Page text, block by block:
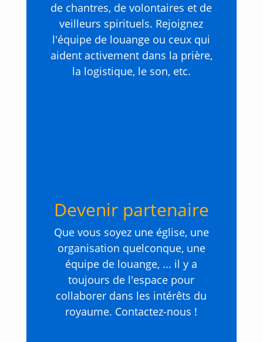
de chantres, de volontaires et de
veilleurs spirituels. Rejoignez
l'équipe de louange ou ceux qui
aident activement dans la prière,
la logistique, le son, etc.
Devenir partenaire
Que vous soyez une église, une
organisation quelconque, une
équipe de louange, ... il y a
toujours de l'espace pour
collaborer dans les intérêts du
royaume. Contactez-nous !